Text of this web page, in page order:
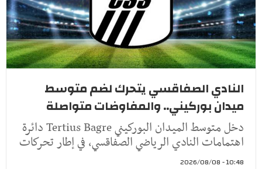
النادي الصفاقسي يتحرك لضم متوسط
ميدان بوركيني.. والمفاوضات متواصلة
دخل متوسط الميدان البوركيني Tertius Bagre دائرة
اهتمامات النادي الرياضي الصفاقسي، في إطار تحركات
10:48 - 2026/08/08